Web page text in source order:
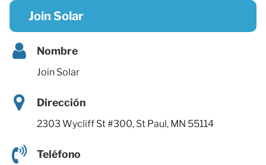
Join Solar
Nombre
Join Solar
Dirección
2303 Wycliff St #300, St Paul, MN 55114
Teléfono